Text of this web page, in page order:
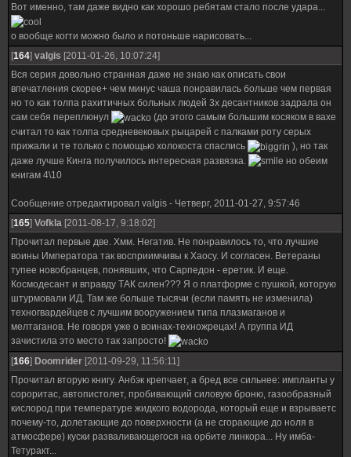
Вот именно, там даже видно как хорошо ребятам стало после удара...
о вообще когти можно было и потоньше нарисовать...
[164] valgis [2011-01-26, 10:07:24]
Вся серия довольно странная даже не знаю как описать свои
впечатления скорее+ чем минус чаша понравилась больше чем первая
но то как толпа рахитичных больных людей 3х десантников задрала он
сам себя переплюнул
(до этого самым большим косяком в вахе
считал то как толпа средневековых рыцарей с палками роту серых
прижали и те только с помощью холокоста спаслись
), но так
даже лучше Кинга получилось интересная развязка.
но обеим
книгам 4\10
Сообщение отредактировал valgis - Четверг, 2011-01-27, 9:57:46
[165] Vofkla [2011-08-17, 9:18:02]
Прочитал первые две. Хмм. Негатив. Не понравилось то, что лучшие
воины Императора так восприимчивы к Хаосу. И согласен. Ветераны
тупее новобранцев, понявших, что Сарпедон - еретик. И еще.
Космодесант и вправду ТАК силен??? Я о платформе с пушкой, которую
штурмовали ИД. Там же больше тысячи (если память не изменила)
техногвардейцев с лучшим вооружением типа плазмаганов и
мелтаганов. Не говоря уже о воинах-техножрецах! А группа ИД
зачистила это место так запросто!
[166] Doomrider [2011-09-29, 11:56:11]
Прочитал вторую книгу. Анбэк крепчает, а бред все сильнее: импланты у
сороритас, автопистолет, пробивающий силовую броню, газообразный
кислород при температуре жидкого водорода, который еще и взрываетс
почему-то, долетающие до поверхности (а не сгорающие до ноля в
атмосфере) куски разваливающегося на орбите линкора... Ну имба-
Тетуракт...